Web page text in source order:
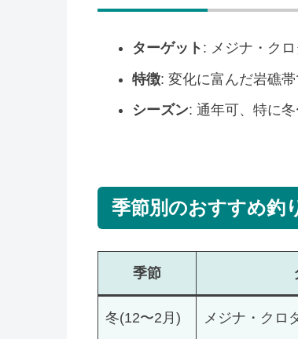
ターゲット : メジナ・クロ
特徴: 変化に富んだ岩礁
シーズン: 通年可、特に
季節別のおすすめ釣
季節
冬(12〜2月) メジナ・クロ